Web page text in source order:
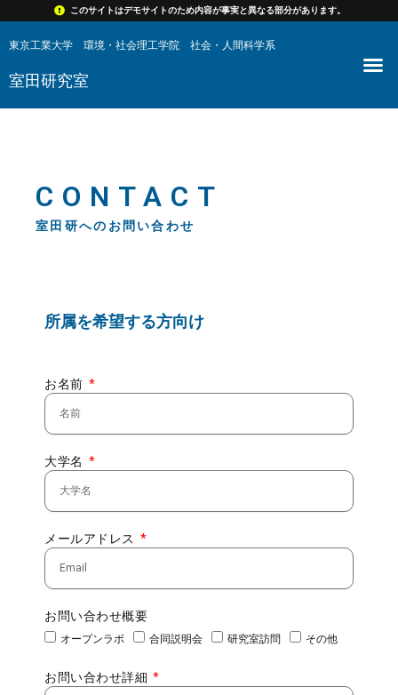
容
ス
このサイトはデモサイトのため内容が事実と異なる部分があります。​
東京工業大学 環境・社会理工学院 社会・人間科学系
室田研究室
メ
ュ
CONTACT
室田研へのお問い合わせ
所属を希望する方向け
お名前
大学名
メールアドレス
お問い合わせ概要
オープンラボ 合同説明会 研究室訪問 その他
お問い合わせ詳細